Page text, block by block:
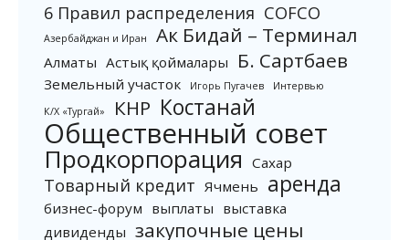
6 Правил распределения COFCO
Азербайджан и Иран Ак Бидай – Терминал
Алматы Астық қоймалары Б. Сартбаев
Земельный участок Игорь Пугачев
Интервью
К/Х «Тургай»
КНР Костанай
Общественный совет
Продкорпорация Сахар
Товарный кредит Ячмень аренда
бизнес-форум выплаты выставка
дивиденды закупочные цены